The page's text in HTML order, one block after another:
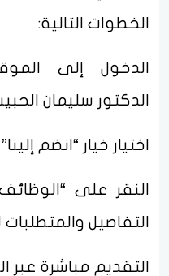
الخطوات التالية:
الدخول إلى
الدكتور سليمان
اختيار خيار “انضم
النقر على
التفاصيل
التقديم مباشرة عبر